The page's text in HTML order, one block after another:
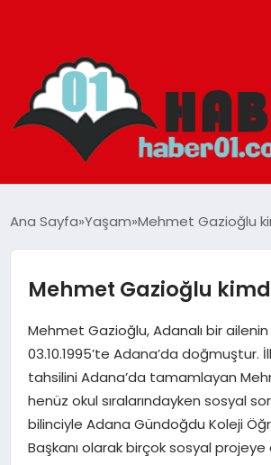
ADANA
YAŞAM
GÜNDEM
MAGAZIN
EĞITIM
Ana Sayfa Yaşam Mehmet Gazioğlu
Mehmet Gazioğlu
Mehmet Gazioğlu, Adanalı bir
03.10.1995’te Adana’da doğmuştur.
tahsilini Adana’da tamamlayan
henüz okul sıralarındayken sosyal
bilinciyle Adana Gündoğdu Koleji
Başkanı olarak birçok sosyal projeye